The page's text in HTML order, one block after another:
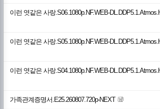
이런 엿같은 사랑.S06.1080p.NF.WEB-
이런 엿같은 사랑.S05.1080p.NF.WEB-
이런 엿같은 사랑.S04.1080p.NF.WEB-
가족관계증명서.E25.260807.720p-NEXT